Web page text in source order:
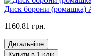
Диск борони (ромашка)
1160.81 грн.
Детальніше